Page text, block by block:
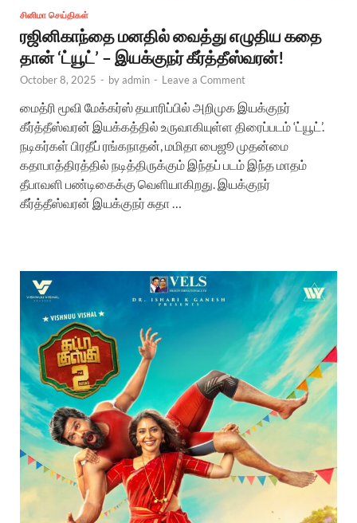
சினிமா செய்திகள்
ரஜினிகாந்தை மனதில் வைத்து எழுதிய கதை
தான் ‘ட்யூட்’ – இயக்குநர் கீர்த்தீஸ்வரன்!
October 8, 2025 - byadmin - Leave a Comment
மைத்ரி மூவி மேக்கர்ஸ் தயாரிப்பில் அறிமுக இயக்குநர்
கீர்த்தீஸ்வரன் இயக்கத்தில் உருவாகியுள்ள திரைப்படம் ‘ட்யூட்’.
நடிகர்கள் பிரதீப் ரங்கநாதன், மமிதா பைஜூ முதன்மை
கதாபாத்திரத்தில் நடித்திருக்கும் இந்தப் படம் இந்த மாதம்
தீபாவளி பண்டிகைக்கு வெளியாகிறது. இயக்குநர்
கீர்த்தீஸ்வரன் இயக்குநர் சுதா …